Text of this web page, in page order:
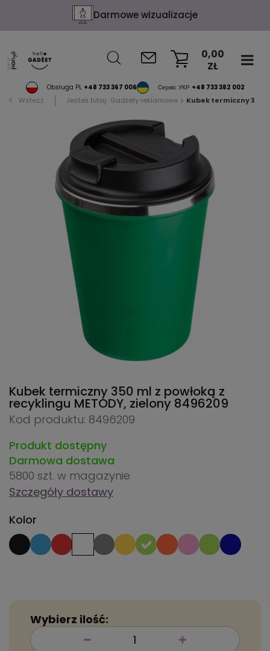
Darmowe wizualizacje
Obsługa PL +48 733 367 006 Сервіс УКР +48 733 382 002
0,00
ZŁ
Wstecz Jesteś tutaj: Gadżety reklamowe Kubek termiczny 350
Kubek termiczny 350 ml z powłoką z
recyklingu METODY, zielony 8496209
Kod produktu: 8496209
Produkt dostępny
Darmowa dostawa
5800 szt. w magazynie
Szczegóły dostawy
Kolor
Wybierz ilość: